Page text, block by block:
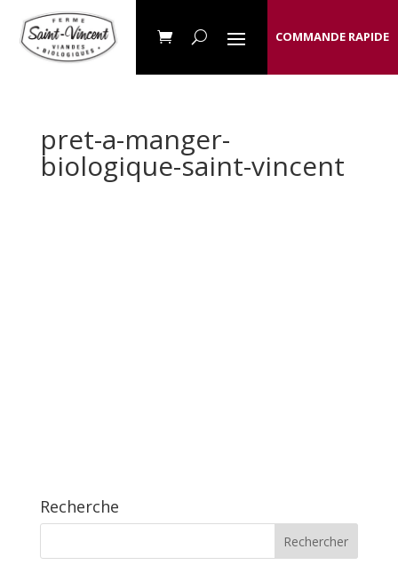
COMMANDE RAPIDE
pret-a-manger-
biologique-saint-vincent
Recherche